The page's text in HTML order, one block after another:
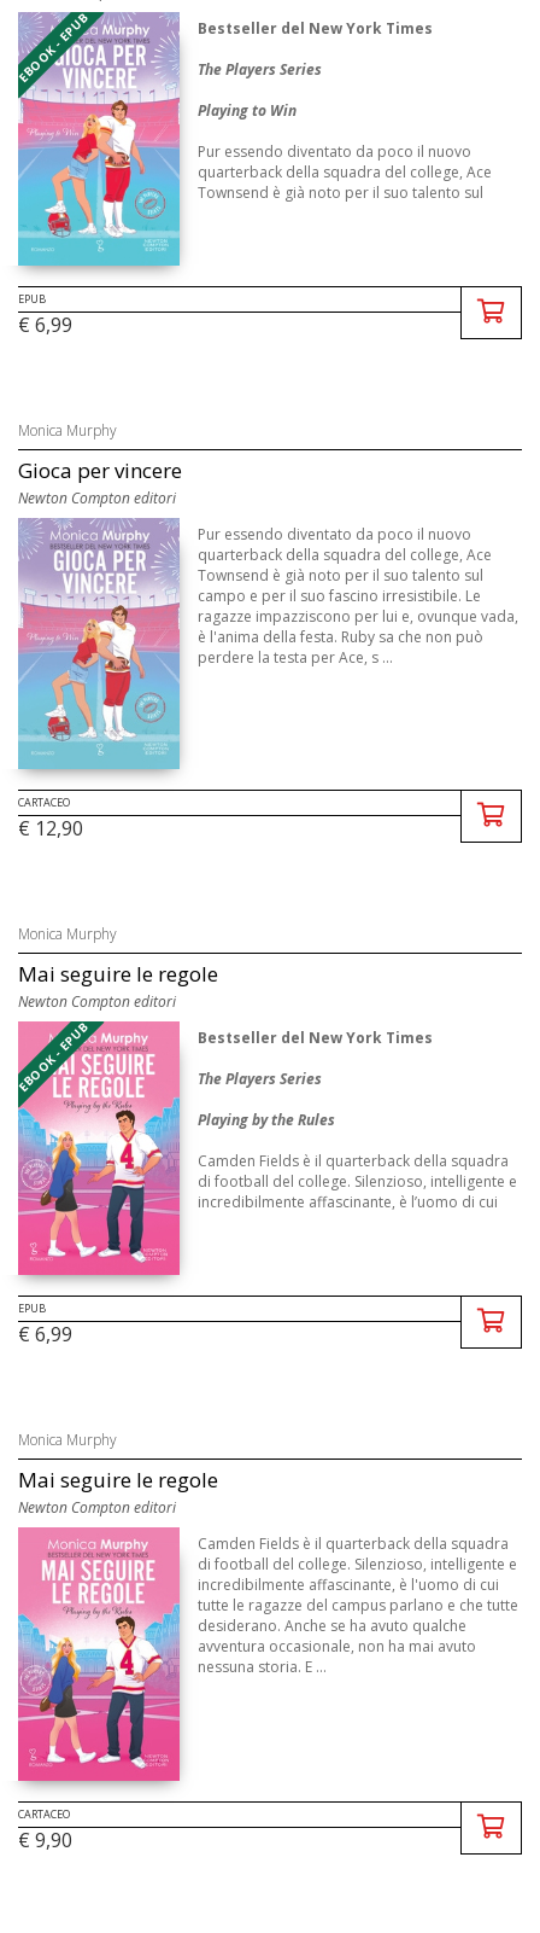
EBOOK - EPUB
Bestseller del New York Times
The Players Series
Playing to Win
Pur essendo diventato da poco il nuovo
quarterback della squadra del college, Ace
Townsend è già noto per il suo talento sul
EPUB
€ 6,99
Monica Murphy
Gioca per vincere
Newton Compton editori
Pur essendo diventato da poco il nuovo
quarterback della squadra del college, Ace
Townsend è già noto per il suo talento sul
campo e per il suo fascino irresistibile. Le
ragazze impazziscono per lui e, ovunque vada,
è l'anima della festa. Ruby sa che non può
perdere la testa per Ace, s ...
CARTACEO
€ 12,90
Monica Murphy
Mai seguire le regole
Newton Compton editori
EBOOK - EPUB
Bestseller del New York Times
The Players Series
Playing by the Rules
Camden Fields è il quarterback della squadra
di football del college. Silenzioso, intelligente e
incredibilmente affascinante, è l’uomo di cui
EPUB
€ 6,99
Monica Murphy
Mai seguire le regole
Newton Compton editori
Camden Fields è il quarterback della squadra
di football del college. Silenzioso, intelligente e
incredibilmente affascinante, è l'uomo di cui
tutte le ragazze del campus parlano e che tutte
desiderano. Anche se ha avuto qualche
avventura occasionale, non ha mai avuto
nessuna storia. E ...
CARTACEO
€ 9,90